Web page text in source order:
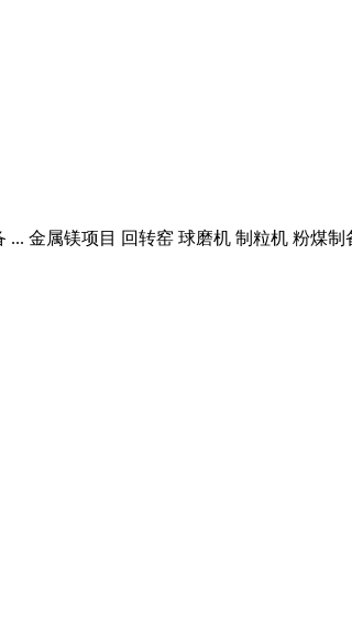
金属镁项目 回转窑 球磨机 制粒机 粉煤